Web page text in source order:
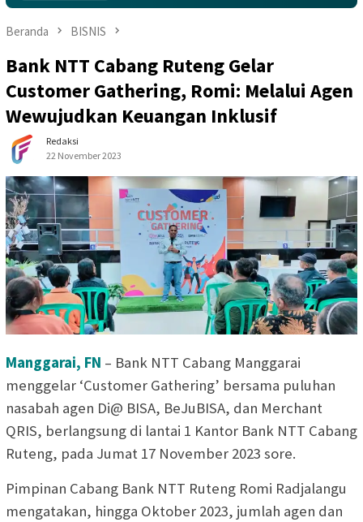
Beranda BISNIS
Bank NTT Cabang Ruteng Gelar
Customer Gathering, Romi: Melalui Agen
Wewujudkan Keuangan Inklusif
Redaksi
22 November 2023
Manggarai, FN – Bank NTT Cabang Manggarai
menggelar ‘Customer Gathering’ bersama puluhan
nasabah agen Di@ BISA, BeJuBISA, dan Merchant
QRIS, berlangsung di lantai 1 Kantor Bank NTT Cabang
Ruteng, pada Jumat 17 November 2023 sore.
Pimpinan Cabang Bank NTT Ruteng Romi Radjalangu
mengatakan, hingga Oktober 2023, jumlah agen dan